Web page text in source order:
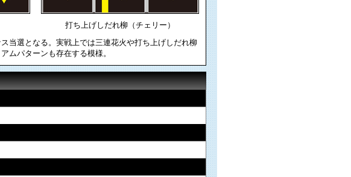
打ち上げしだれ柳（チェリー）
当選となる。実戦上では三連花火や打ち上げしだれ柳
ムパターンも存在する模様。